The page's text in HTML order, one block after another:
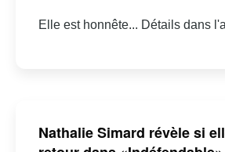
Elle est honnête... Détails dans
Nathalie Simard révèle si